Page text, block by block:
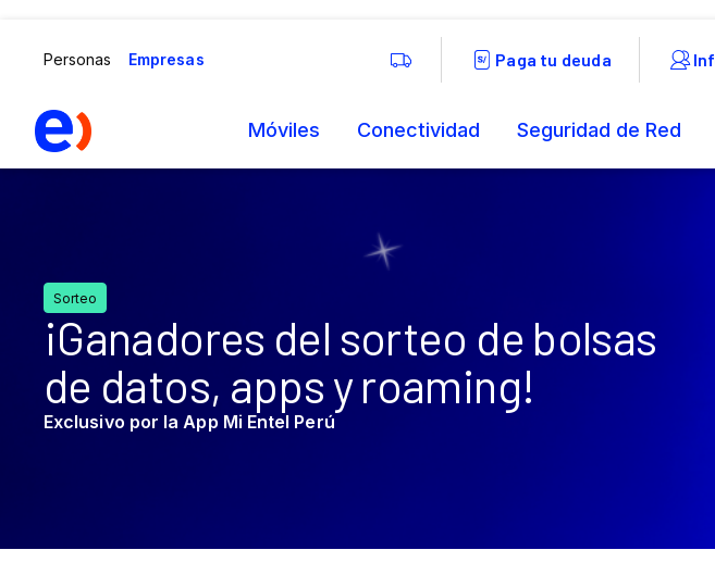
¡Ganadores del sorteo de bolsas
de datos, apps y roaming!
Exclusivo por la App Mi Entel Perú